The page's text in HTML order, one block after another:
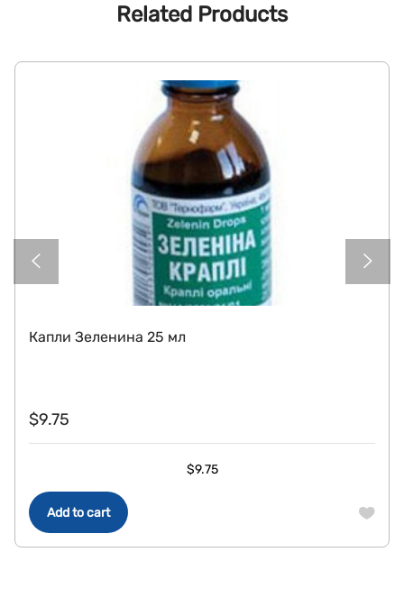
Related Products
Add to cart
Капли Зеленина 25 мл
$9.75
$9.75